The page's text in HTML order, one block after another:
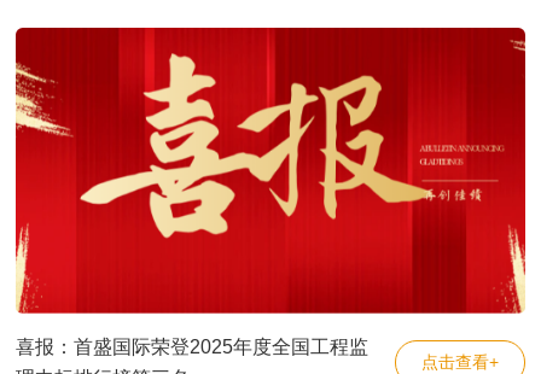
喜报：首盛国际荣登2025年度全国工程监
点击查看+